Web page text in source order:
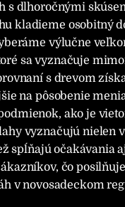
s dlhoročnými
kladieme osobitný
výlučne
sa vyznačuje
s drevom
na pôsobenie
ako je
vyznačujú nielen
spĺňajú očakávania
čo
v novosadeckom